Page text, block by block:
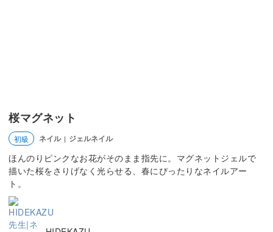
桜マグネット
初級 ネイル | ジェルネイル
ほんのりピンクなお花がそのまま指先に。マグネットジェルで
描いた桜をさりげなく光らせる、春にぴったりなネイルアー
ト。